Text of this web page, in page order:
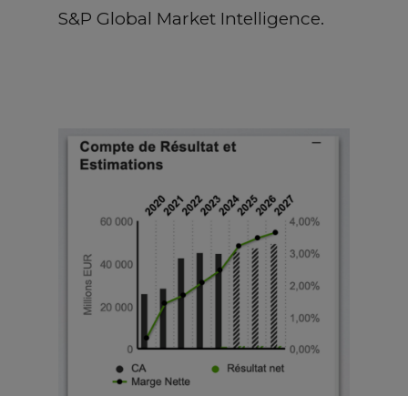
S&P Global Market Intelligence.